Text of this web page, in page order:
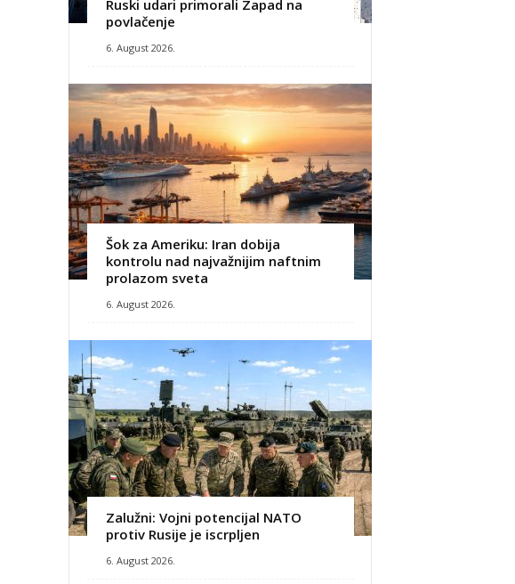
Ruski udari primorali Zapad na
povlačenje
6. August 2026.
Šok za Ameriku: Iran dobija
kontrolu nad najvažnijim naftnim
prolazom sveta
6. August 2026.
Zalužni: Vojni potencijal NATO
protiv Rusije je iscrpljen
6. August 2026.